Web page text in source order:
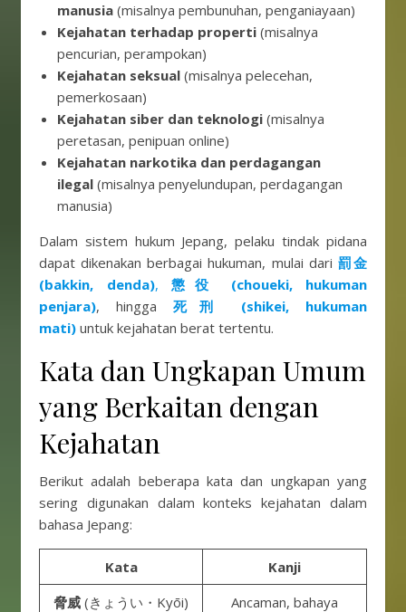
manusia (misalnya pembunuhan, penganiayaan)
Kejahatan terhadap properti (misalnya
pencurian, perampokan)
Kejahatan seksual (misalnya pelecehan,
pemerkosaan)
Kejahatan siber dan teknologi (misalnya
peretasan, penipuan online)
Kejahatan narkotika dan perdagangan
ilegal (misalnya penyelundupan, perdagangan
manusia)
Dalam sistem hukum Jepang, pelaku tindak pidana
dapat dikenakan berbagai hukuman, mulai dari 罰金
(bakkin, denda), 懲役 (choueki, hukuman
penjara), hingga
死刑 (shikei, hukuman
mati) untuk kejahatan berat tertentu.
Kata dan Ungkapan Umum
yang Berkaitan dengan
Kejahatan
Berikut adalah beberapa kata dan ungkapan yang
sering digunakan dalam konteks kejahatan dalam
bahasa Jepang:
Kata
Kanji
脅威 (きょうい・Kyōi) Ancaman, bahaya